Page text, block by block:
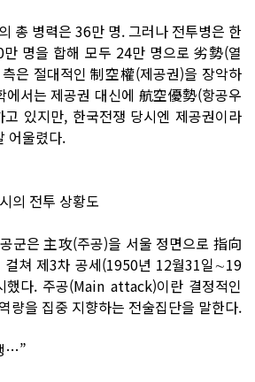
총 병력은 36만 명. 그러나 전투병은 한
명을 합해 모두 24만 명으로 劣勢(열
은 절대적인 制空權(제공권)을 장악하
에서는 제공권 대신에 航空優勢(항공우
있지만, 한국전쟁 당시엔 제공권이라
어울렸다.
의 전투 상황도
군은 主攻(주공)을 서울 정면으로 指向
걸쳐 제3차 공세(1950년 12월31일∼19
했다. 주공(Main attack)이란 결정적인
량을 집중 지향하는 전술집단을 말한다.
…”